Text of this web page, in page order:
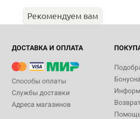
Рекомендуем вам
ДОСТАВКА И ОПЛАТА
Способы оплаты
Службы доставки
Адреса магазинов